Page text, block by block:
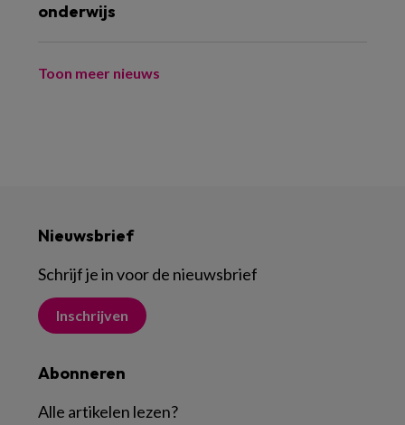
onderwijs
Toon meer nieuws
Nieuwsbrief
Schrijf je in voor de nieuwsbrief
Inschrijven
Abonneren
Alle artikelen lezen?